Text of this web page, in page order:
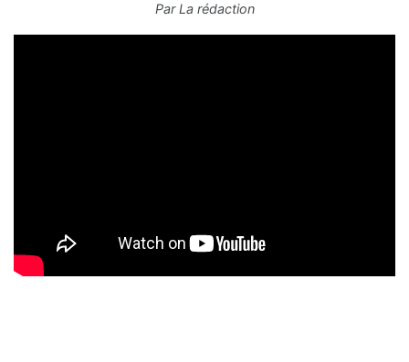
ParLa rédaction